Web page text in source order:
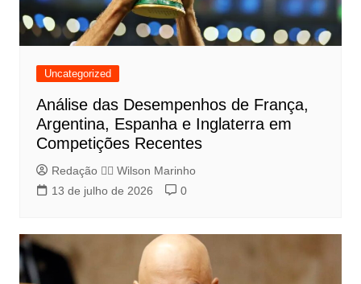
Uncategorized
Análise das Desempenhos de França,
Argentina, Espanha e Inglaterra em
Competições Recentes
Redação 👨‍⚖️​ Wilson Marinho
13 de julho de 2026
0